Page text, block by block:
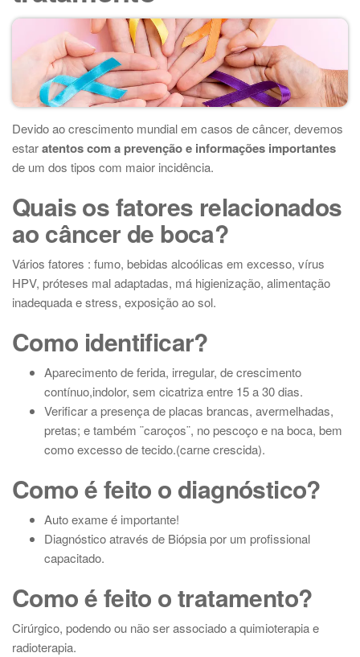
Devido ao crescimento mundial em casos de câncer, devemos
estaratentos com a prevenção e informações importantes
de um dos tipos com maior incidência.
Quais os fatores relacionados
ao câncer de boca?
Vários fatores : fumo, bebidas alcoólicas em excesso, vírus
HPV, próteses mal adaptadas, má higienização, alimentação
inadequada e stress, exposição ao sol.
Como identificar?
Aparecimento de ferida, irregular, de crescimento
contínuo,indolor, sem cicatriza entre 15 a 30 dias.
Verificar a presença de placas brancas, avermelhadas,
pretas; e também ¨caroços¨, no pescoço e na boca, bem
como excesso de tecido.(carne crescida).
Como é feito o diagnóstico?
Auto exame é importante!
Diagnóstico através de Biópsia por um profissional
capacitado.
Como é feito o tratamento?
Cirúrgico, podendo ou não ser associado a quimioterapia e
radioterapia.